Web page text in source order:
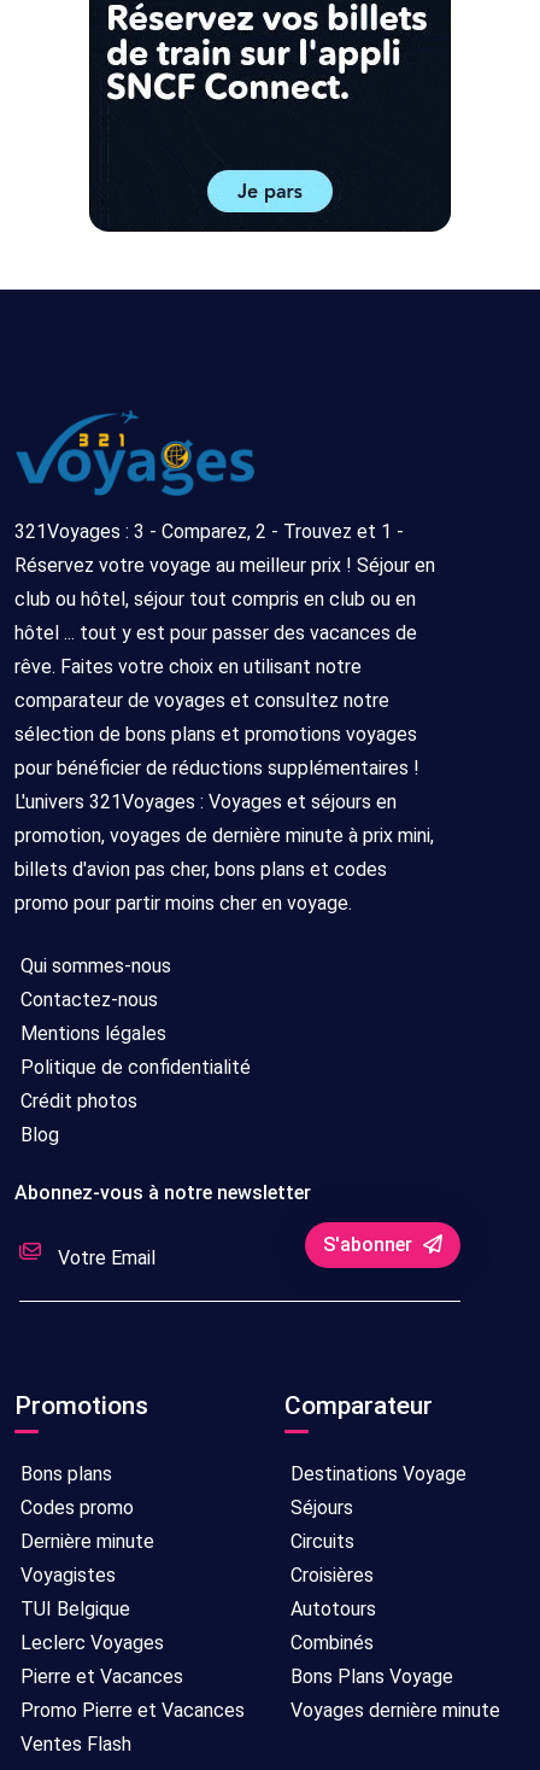
321Voyages : 3 - Comparez, 2 - Trouvez et 1 -
Réservez votre voyage au meilleur prix ! Séjour en
club ou hôtel, séjour tout compris en club ou en
hôtel ... tout y est pour passer des vacances de
rêve. Faites votre choix en utilisant notre
comparateur de voyages et consultez notre
sélection de bons plans et promotions voyages
pour bénéficier de réductions supplémentaires !
L'univers 321Voyages : Voyages et séjours en
promotion, voyages de dernière minute à prix mini,
billets d'avion pas cher, bons plans et codes
promo pour partir moins cher en voyage.
Qui sommes-nous
Contactez-nous
Mentions légales
Politique de confidentialité
Crédit photos
Blog
Abonnez-vous à notre newsletter
S'abonner
Promotions
Bons plans
Codes promo
Dernière minute
Voyagistes
TUI Belgique
Leclerc Voyages
Pierre et Vacances
Promo Pierre et Vacances
Ventes Flash
Comparateur
Destinations Voyage
Séjours
Circuits
Croisières
Autotours
Combinés
Bons Plans Voyage
Voyages dernière minute